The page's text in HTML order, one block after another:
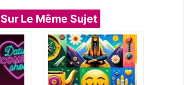
Sur Le Même Sujet